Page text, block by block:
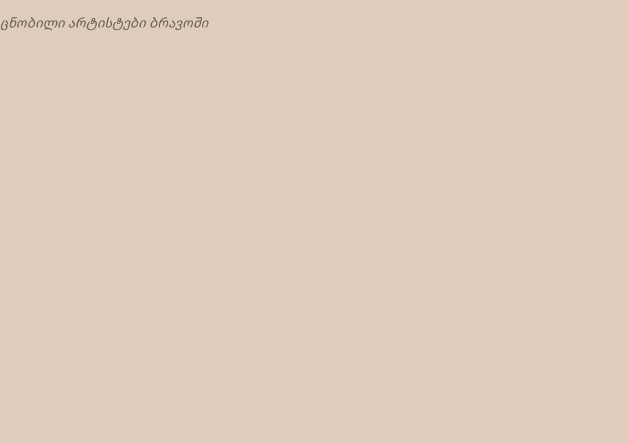
ᲪᲜᲝᲑᲘᲚᲘ ᲐᲠᲢᲘᲡᲢᲔᲑᲘ ᲑᲠᲐᲕᲝᲨᲘ